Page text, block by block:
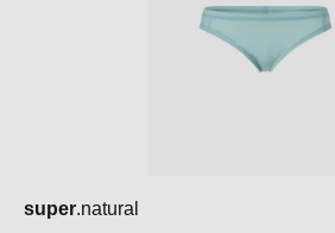
super.natural